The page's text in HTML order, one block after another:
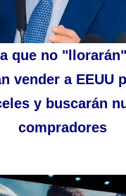
que no
vender a EEUU
y buscarán
compradores